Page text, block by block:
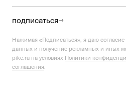
подписаться
Нажимая «Подписаться», я даю согласие
данных и получение рекламных и иных
pike.ru на условиях Политики
соглашения